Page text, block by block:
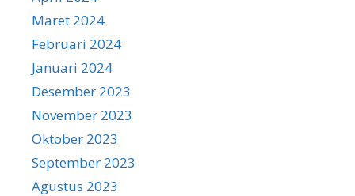
Maret 2024
Februari 2024
Januari 2024
Desember 2023
November 2023
Oktober 2023
September 2023
Agustus 2023